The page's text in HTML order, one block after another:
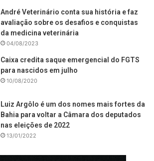
André Veterinário conta sua história e faz
avaliação sobre os desafios e conquistas
da medicina veterinária
04/08/2023
Caixa credita saque emergencial do FGTS
para nascidos em julho
10/08/2020
Luiz Argôlo é um dos nomes mais fortes da
Bahia para voltar a Câmara dos deputados
nas eleições de 2022
13/01/2022